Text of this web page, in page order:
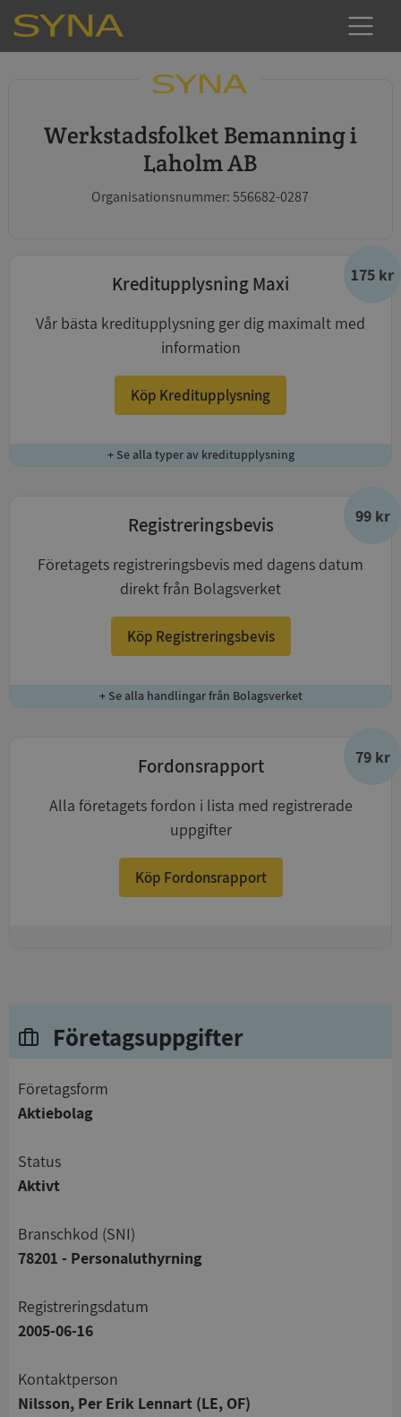
Werkstadsfolket Bemanning i
Laholm AB
Organisationsnummer: 556682-0287
175 kr
Kreditupplysning Maxi
Vår bästa kreditupplysning ger dig maximalt med
information
Köp Kreditupplysning
+ Se alla typer av kreditupplysning
99 kr
Registreringsbevis
Företagets registreringsbevis med dagens datum
direkt från Bolagsverket
Köp Registreringsbevis
+ Se alla handlingar från Bolagsverket
79 kr
Fordonsrapport
Alla företagets fordon i lista med registrerade
uppgifter
Köp Fordonsrapport
Företagsuppgifter
företagsform
Aktiebolag
status
Aktivt
branschkod (SNI)
78201 - Personaluthyrning
registreringsdatum
2005-06-16
Kontaktperson
Nilsson, Per Erik Lennart (LE, OF)